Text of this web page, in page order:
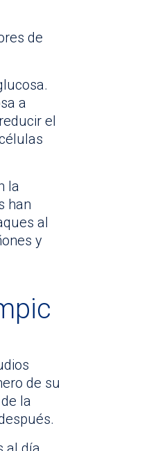
de
a
el
la
han
al
y
de su
la